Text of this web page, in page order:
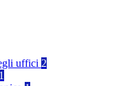
uffici 2
1